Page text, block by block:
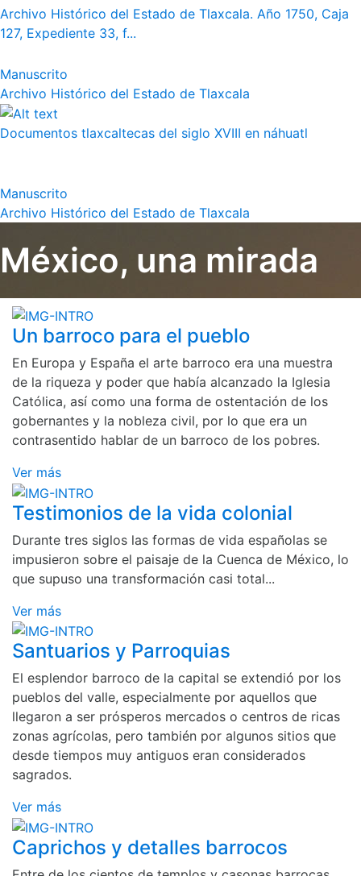
Archivo Histórico del Estado de Tlaxcala. Año 1750, Caja
127, Expediente 33, f...
Manuscrito
Archivo Histórico del Estado de Tlaxcala
Documentos tlaxcaltecas del siglo XVIII en náhuatl
Manuscrito
Archivo Histórico del Estado de Tlaxcala
México, una mirada
Un barroco para el pueblo
En Europa y España el arte barroco era una muestra
de la riqueza y poder que había alcanzado la Iglesia
Católica, así como una forma de ostentación de los
gobernantes y la nobleza civil, por lo que era un
contrasentido hablar de un barroco de los pobres.
Ver más
Testimonios de la vida colonial
Durante tres siglos las formas de vida españolas se
impusieron sobre el paisaje de la Cuenca de México, lo
que supuso una transformación casi total...
Ver más
Santuarios y Parroquias
El esplendor barroco de la capital se extendió por los
pueblos del valle, especialmente por aquellos que
llegaron a ser prósperos mercados o centros de ricas
zonas agrícolas, pero también por algunos sitios que
desde tiempos muy antiguos eran considerados
sagrados.
Ver más
Caprichos y detalles barrocos